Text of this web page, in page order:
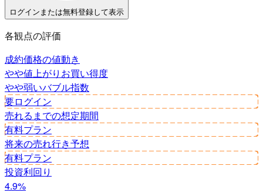
ログインまたは無料登録して表示
各観点の評価
成約価格の値動き
やや値上がり お買い得度
やや弱いバブル指数
要ログイン
売れるまでの想定期間
有料プラン
将来の売れ行き予想
有料プラン
投資利回り
4.9%